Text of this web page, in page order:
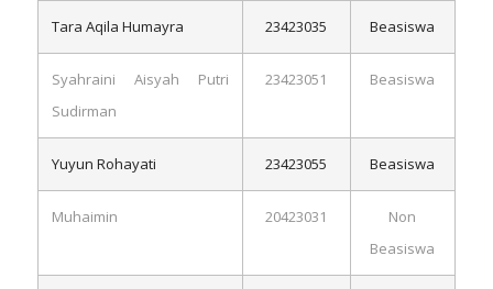
Tara Aqila Humayra 23423035 Beasiswa
Syahraini Aisyah Putri
Sudirman
23423051 Beasiswa
Yuyun Rohayati 23423055 Beasiswa
Muhaimin 20423031
Non
Beasiswa